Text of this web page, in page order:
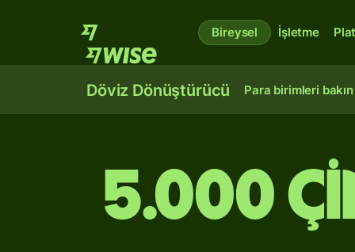
Bireysel İşletme
Döviz Dönüştürücü Para birimleri bakın
5.000